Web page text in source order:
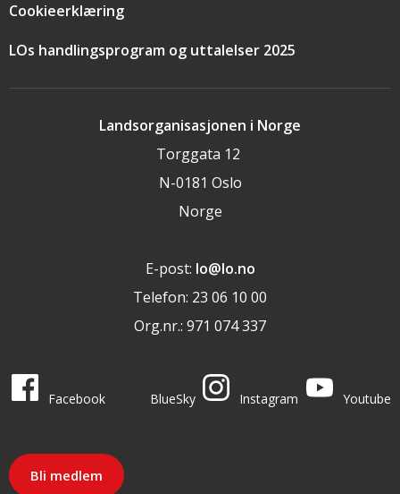
Landsorganisasjonen i Norge
Torggata 12
N-0181 Oslo
Norge
E-post: lo@lo.no
Telefon: 23 06 10 00
Org.nr.: 971 074 337
Cookieerklæring
LOs handlingsprogram og uttalelser 2025
LO i sosiale medier
Facebook
BlueSky
Instagram
Youtube
Bli medlem